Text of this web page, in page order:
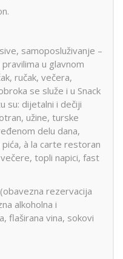
samoposluživanje –
u glavnom
ručak, večera,
se služe i u Snack
su: dijetalni i dečiji
užine, turske
delu dana,
pića, à la carte restoran
topli napici, fast
rezervacija
alkoholna i
flaširana vina, sokovi